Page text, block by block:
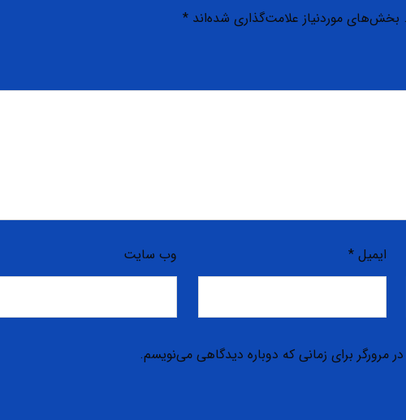
بخش‌های موردنیاز علامت‌گذاری شده‌اند *
ایمیل * وب‌ سایت
مرورگر برای زمانی که دوباره دیدگاهی می‌نویسم.